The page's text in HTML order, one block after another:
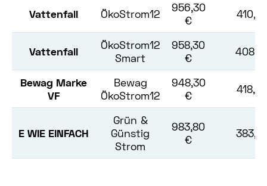
Vattenfall ÖkoStrom12
956,30
€
Vattenfall
ÖkoStrom12
Smart
958,30
€
Bewag Marke
VF
Bewag
ÖkoStrom12
948,30
€
E WIE EINFACH
Grün &
Günstig
Strom
983,80
€